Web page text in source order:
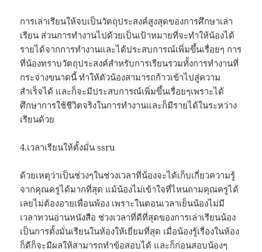
การเล่าเรียนให้จบเป็นวัตถุประสงค์สูงสุดของการศึกษาเล่า
เรียน ส่วนการทำงานไปด้วยเป็นเป้าหมายที่จะทำให้น้องได้
รายได้จากการทำงานและได้ประสบการณ์เพิ่มขึ้นเรื่อยๆ การ
ที่น้องทราบวัตถุประสงค์สำหรับการเรียนรวมทั้งการทำงานที่
กระจ่างขนาดนี้ ทำให้ตัวน้องสามารถก้าวเข้าไปสู่ความ
สำเร็จได้ และก็จะมีประสบการณ์เพิ่มขึ้นเรื่อยๆเพราะได้
ศึกษาการใช้ชีวิตจริงในการทำงานและก็มีรายได้ในระหว่าง
เรียนด้วย
4.เวลาเรียนให้ตั้งมั่น ssru
ด้วยเหตุว่าเป็นช่วงๆในช่วงเวลาที่น้องจะได้เก็บเกี่ยวความรู้
จากคุณครูได้มากที่สุด แม้น้องไม่เข้าใจที่ไหนถามคุณครูได้
เลยไม่ต้องอายเพื่อนพ้อง เพราะในตอนเวลาเย็นน้องไม่มี
เวลาทวนอ่านหนังสือ ช่วงเวลาที่ดีที่สุดของการเล่าเรียนน้อง
เป็นการตั้งมั่นเรียนในห้องให้เยี่ยมที่สุด เมื่อน้องรู้เรื่องในห้อง
ก็ดีก็จะมีผลให้สามารถทำข้อสอบได้ และก็ก่อนสอบน้องๆ